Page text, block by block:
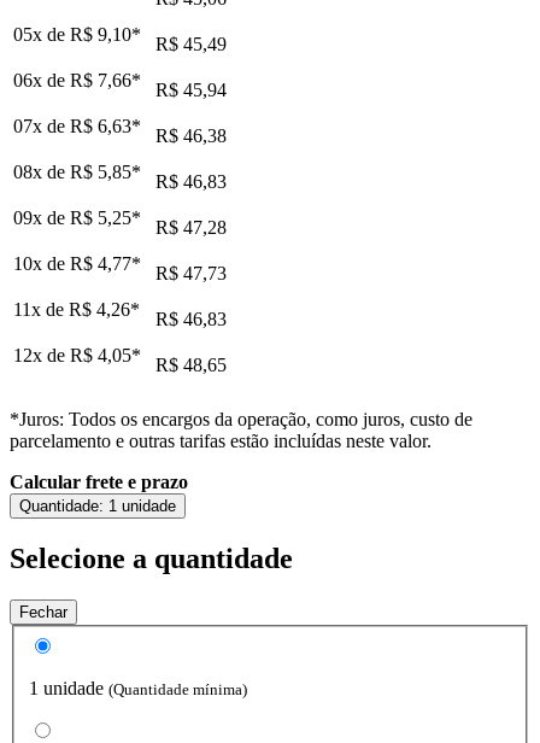
05x de R$ 9,10*
R$ 45,49
06x de R$ 7,66*
R$ 45,94
07x de R$ 6,63*
R$ 46,38
08x de R$ 5,85*
R$ 46,83
09x de R$ 5,25*
R$ 47,28
10x de R$ 4,77*
R$ 47,73
11x de R$ 4,26*
R$ 46,83
12x de R$ 4,05* R$ 48,65
*Juros: Todos os encargos da operação, como juros, custo de
parcelamento e outras tarifas estão incluídas neste valor.
Calcular frete e prazo
Quantidade: 1 unidade
Selecione a quantidade
Fechar
1 unidade (Quantidade mínima)